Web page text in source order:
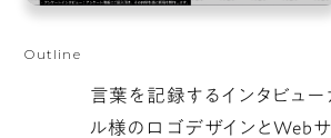
Outline
言葉を記録するインタビュー
ル様のロゴデザインとWeb